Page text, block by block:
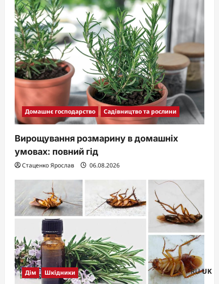
Домашнє господарство Садівництво та рослини
Вирощування розмарину в домашніх
умовах: повний гід
Стаценко Ярослав 06.08.2026
Дім Шкідники RU UK